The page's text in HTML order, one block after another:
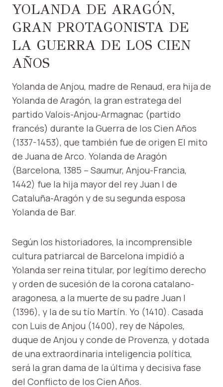
YOLANDA DE ARAGÓN,
GRAN PROTAGONISTA DE
LA GUERRA DE LOS CIEN
AÑOS
Yolanda de Anjou, madre de Renaud, era hija de
Yolanda de Aragón, la gran estratega del
partido Valois-Anjou-Armagnac (partido
francés) durante la Guerra de los Cien Años
(1337-1453), que también fue de origen El mito
de Juana de Arco. Yolanda de Aragón
(Barcelona, ​​1385 – Saumur, Anjou-Francia,
1442) fue la hija mayor del rey Juan I de
Cataluña-Aragón y de su segunda esposa
Yolanda de Bar.
Según los historiadores, la incomprensible
cultura patriarcal de Barcelona impidió a
Yolanda ser reina titular, por legítimo derecho
y orden de sucesión de la corona catalano-
aragonesa, a la muerte de su padre Juan I
(1396), y la de su tío Martín. Yo (1410). Casada
con Luis de Anjou (1400), rey de Nápoles,
duque de Anjou y conde de Provenza, y dotada
de una extraordinaria inteligencia política,
será la gran dama de la última y decisiva fase
del Conflicto de los Cien Años.